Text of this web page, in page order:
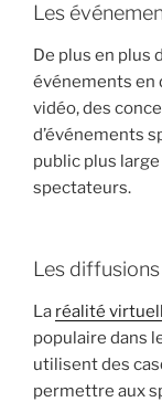
Les
De plus en plus
événements en
vidéo, des
d’événements
public plus
spectateurs.
Les
La réalité
populaire dans
utilisent des
permettre aux